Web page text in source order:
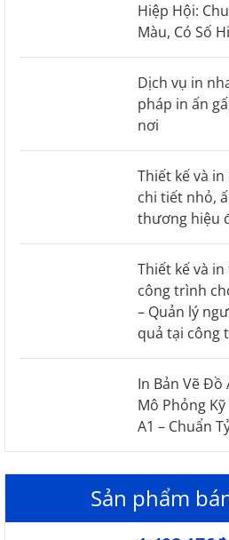
Hiệp Hội:
Màu, Có Số
Dịch vụ in
pháp in ấn
nơi
Thiết kế và
chi tiết nhỏ,
thương hiệu
Thiết kế và
công trình
– Quản lý
quả tại công
In Bản Vẽ Đồ
Mô Phỏng
A1 – Chuẩn
Sản phẩm